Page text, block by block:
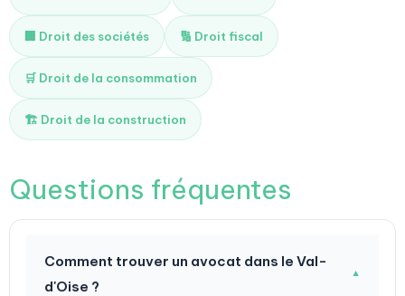
🏢 Droit des sociétés 🔢 Droit fiscal
🛒 Droit de la consommation
🏗️ Droit de la construction
Questions fréquentes
Comment trouver un avocat dans le Val-
d'Oise ?
▼